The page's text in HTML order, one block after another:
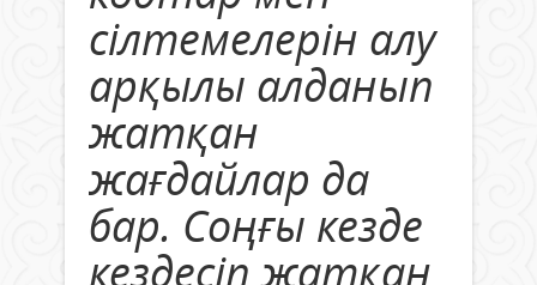
сілтемелерін алу
арқылы алданып
жатқан
жағдайлар да
бар. Соңғы кезде
кездесіп жатқан